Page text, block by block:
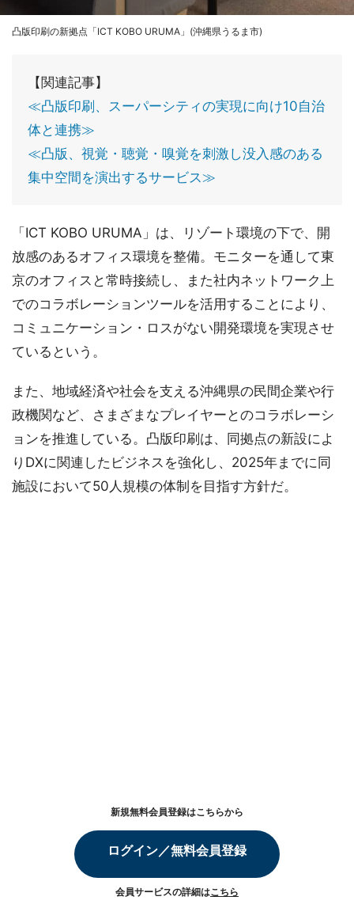
凸版印刷の新拠点「ICT KOBO URUMA」(沖縄県うるま市)
【関連記事】
≪凸版印刷、スーパーシティの実現に向け10自治
体と連携≫
≪凸版、視覚・聴覚・嗅覚を刺激し没入感のある
集中空間を演出するサービス≫
「ICT KOBO URUMA」は、リゾート環境の下で、開
放感のあるオフィス環境を整備。モニターを通して東
京のオフィスと常時接続し、また社内ネットワーク上
でのコラボレーションツールを活用することにより、
コミュニケーション・ロスがない開発環境を実現させ
ているという。
また、地域経済や社会を支える沖縄県の民間企業や行
政機関など、さまざまなプレイヤーとのコラボレーシ
ョンを推進している。凸版印刷は、同拠点の新設によ
りDXに関連したビジネスを強化し、2025年までに同
施設において50人規模の体制を目指す方針だ。
新規無料会員登録はこちらから
ログイン／無料会員登録
会員サービスの詳細はこちら